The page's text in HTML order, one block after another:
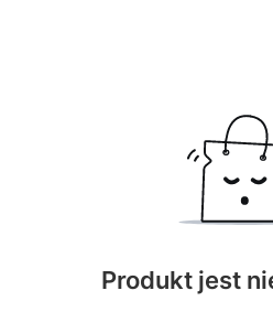
Produkt jest